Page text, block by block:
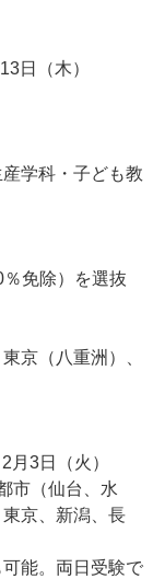
日（木）
学科・子ども教
免除）を選抜
京（八重洲）、
月3日（火）
市（仙台、水
京、新潟、長
能。両日受験で